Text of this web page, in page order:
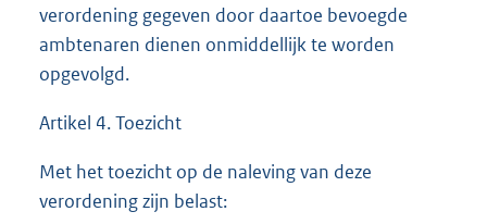
verordening gegeven door daartoe bevoegde
ambtenaren dienen onmiddellijk te worden
opgevolgd.
Artikel 4. Toezicht
Met het toezicht op de naleving van deze
verordening zijn belast: